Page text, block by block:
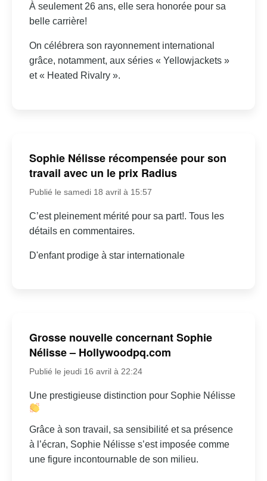
À seulement 26 ans, elle sera honorée pour sa
belle carrière!
On célébrera son rayonnement international
grâce, notamment, aux séries « Yellowjackets »
et « Heated Rivalry ».
Sophie Nélisse récompensée pour son
travail avec un le prix Radius
Publié le samedi 18 avril à 15:57
C’est pleinement mérité pour sa part!. Tous les
détails en commentaires.
D'enfant prodige à star internationale
Grosse nouvelle concernant Sophie
Nélisse – Hollywoodpq.com
Publié le jeudi 16 avril à 22:24
Une prestigieuse distinction pour Sophie Nélisse
Grâce à son travail, sa sensibilité et sa présence
à l’écran, Sophie Nélisse s’est imposée comme
une figure incontournable de son milieu.